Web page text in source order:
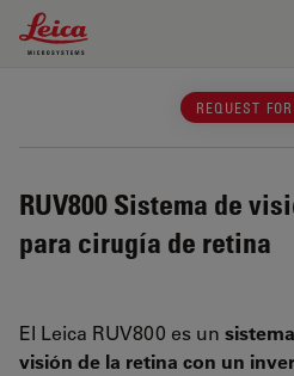
Leica Microsystems Logo
REQUEST
RUV800 Sistema de
para cirugía de retina
El Leica RUV800 es un
visión de la retina con un